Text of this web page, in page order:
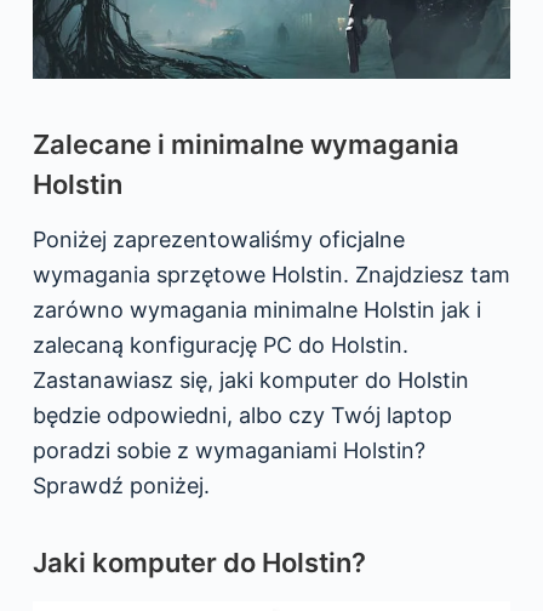
Zalecane i minimalne wymagania
Holstin
Poniżej zaprezentowaliśmy oficjalne
wymagania sprzętowe Holstin. Znajdziesz tam
zarówno wymagania minimalne Holstin jak i
zalecaną konfigurację PC do Holstin.
Zastanawiasz się, jaki komputer do Holstin
będzie odpowiedni, albo czy Twój laptop
poradzi sobie z wymaganiami Holstin?
Sprawdź poniżej.
Jaki komputer do Holstin?